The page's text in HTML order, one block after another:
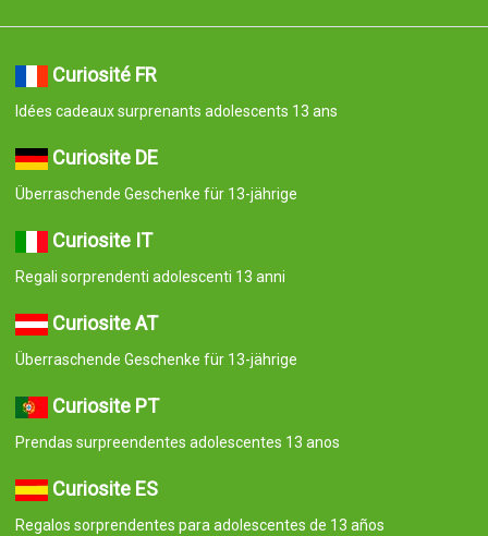
Curiosité FR
Idées cadeaux surprenants adolescents 13 ans
Curiosite DE
Überraschende Geschenke für 13-jährige
Curiosite IT
Regali sorprendenti adolescenti 13 anni
Curiosite AT
Überraschende Geschenke für 13-jährige
Curiosite PT
Prendas surpreendentes adolescentes 13 anos
Curiosite ES
Regalos sorprendentes para adolescentes de 13 años